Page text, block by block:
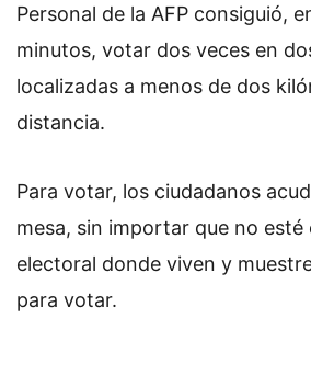
Personal de la AFP consiguió,
minutos, votar dos veces en
localizadas a menos de dos
distancia.
Para votar, los ciudadanos
mesa, sin importar que no esté
electoral donde viven y
para votar.